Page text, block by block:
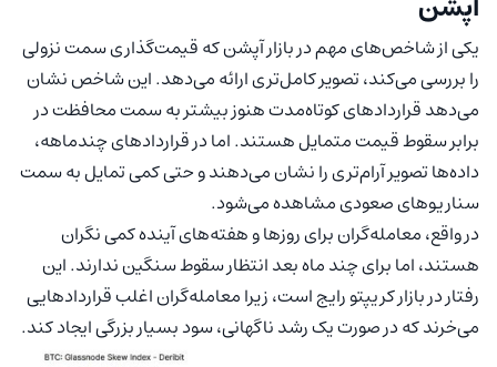
یکی از شاخص‌های مهم در بازار آپشن که قیمت‌گذاری سمت نزولی
را بررسی می‌کند، تصویر کامل‌تری ارائه می‌دهد. این شاخص نشان
می‌دهد قراردادهای کوتاه‌مدت هنوز بیشتر به سمت محافظت در
برابر سقوط قیمت متمایل هستند. اما در قراردادهای چندماهه،
داده‌ها تصویر آرام‌تری را نشان می‌دهند و حتی کمی تمایل به سمت
سناریوهای صعودی مشاهده می‌شود.
در واقع، معامله‌گران برای روزها و هفته‌های آینده کمی نگران
هستند، اما برای چند ماه بعد انتظار سقوط سنگین ندارند. این
رفتار در بازار کریپتو رایج است، زیرا معامله‌گران اغلب قراردادهایی
می‌خرند که در صورت یک رشد ناگهانی، سود بسیار بزرگی ایجاد کند.